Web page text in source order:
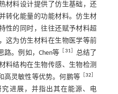
材料设计提供了仿生基础，还
转化能量的功能材料。仿生材
性的同时，往往还赋予材料超
这为仿生材料在生物医学等前
路。例如，Chen等
31
总结了
料结构在生物传感、生物检测
高灵敏性等优势。何鹏等 ［32
进展，并指出其在能源、电